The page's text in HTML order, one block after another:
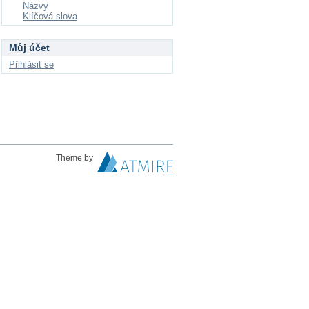
Názvy
Klíčová slova
Můj účet
Přihlásit se
Theme by